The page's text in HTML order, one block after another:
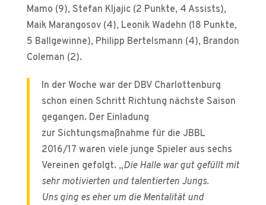
Mamo (9), Stefan Kljajic (2 Punkte, 4 Assists),
Maik Marangosov (4), Leonik Wadehn (18 Punkte,
5 Ballgewinne), Philipp Bertelsmann (4), Brandon
Coleman (2).
In der Woche war der DBV Charlottenburg
schon einen Schritt Richtung nächste Saison
gegangen. Der Einladung
zur Sichtungsmaßnahme für die JBBL
2016/17 waren viele junge Spieler aus sechs
Vereinen gefolgt. „Die Halle war gut gefüllt mit
sehr motivierten und talentierten Jungs.
Uns ging es eher um die Mentalität und